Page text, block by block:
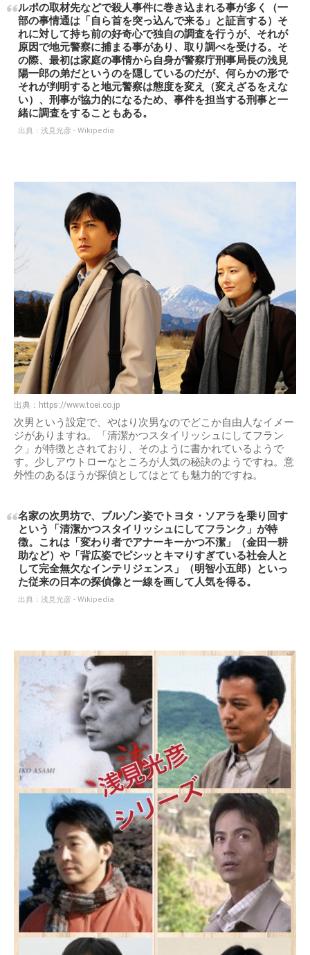
ルポの取材先などで殺人事件に巻き込まれる事が多く（一
部の事情通は「自ら首を突っ込んで来る」と証言する）そ
れに対して持ち前の好奇心で独自の調査を行うが、それが
原因で地元警察に捕まる事があり、取り調べを受ける。そ
の際、最初は家庭の事情から自身が警察庁刑事局長の浅見
陽一郎の弟だというのを隠しているのだが、何らかの形で
それが判明すると地元警察は態度を変え（変えざるをえな
い）、刑事が協力的になるため、事件を担当する刑事と一
緒に調査をすることもある。
出典： 浅見光彦 - Wikipedia
出典： https://www.toei.co.jp
次男という設定で、やはり次男なのでどこか自由人なイメー
ジがありますね。「清潔かつスタイリッシュにしてフラン
ク」が特徴とされており、そのように書かれているようで
す。少しアウトローなところが人気の秘訣のようですね。意
外性のあるほうが探偵としてはとても魅力的ですね。
名家の次男坊で、ブルゾン姿でトヨタ・ソアラを乗り回す
という「清潔かつスタイリッシュにしてフランク」が特
徴。これは「変わり者でアナーキーかつ不潔」（金田一耕
助など）や「背広姿でピシッとキマりすぎている社会人と
して完全無欠なインテリジェンス」（明智小五郎）といっ
た従来の日本の探偵像と一線を画して人気を得る。
出典： 浅見光彦 - Wikipedia